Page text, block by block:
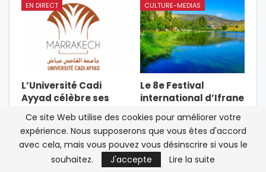
EN DIRECT
L’Université Cadi
Ayyad célèbre ses
étudiants les plus
distingués de 2025-
2026
CULTURE-MEDIAS
Le 8e Festival
international d’Ifrane
se tiendra du 25 au 28
juillet
ATLAS-DES-LIVRES A LA UNE
Ce site Web utilise des cookies pour améliorer votre
expérience. Nous supposerons que vous êtes d'accord
avec cela, mais vous pouvez vous désinscrire si vous le
souhaitez.
J'accepte Lire la suite